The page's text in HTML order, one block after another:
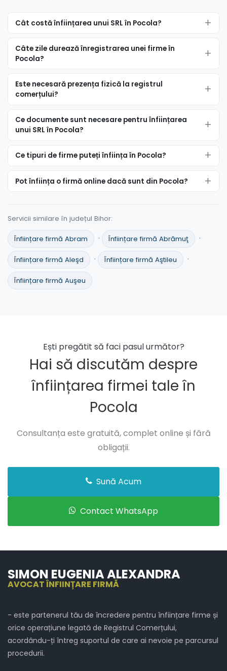
Cât costă înființarea unui SRL în Pocola?
Câte zile durează înregistrarea unei firme în
Pocola?
Este necesară prezența fizică la registrul
comerțului?
Ce documente sunt necesare pentru înființarea
unui SRL în Pocola?
Ce tipuri de firme puteți înființa în Pocola?
Pot înființa o firmă online dacă sunt din Pocola?
Servicii similare în județul Bihor:
Înființare firmă Abram · Înființare firmă Abrămuţ ·
Înființare firmă Aleşd · Înființare firmă Aştileu ·
Înființare firmă Auşeu
Ești pregătit să faci pasul următor?
Hai să discutăm despre
înființarea firmei tale în
Pocola
Consultanța este gratuită, complet online și fără
obligații.
Sună Acum
Contact WhatsApp
SIMON EUGENIA ALEXANDRA
AVOCAT ÎNFIINȚARE FIRMĂ
- este partenerul tău de încredere pentru înființare firme și
orice operațiune legată de Registrul Comerțului,
acordându-ți întreg suportul de care ai nevoie pe parcursul
procedurii.